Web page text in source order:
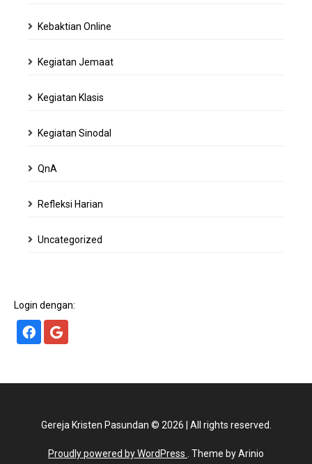
Kebaktian Online
Kegiatan Jemaat
Kegiatan Klasis
Kegiatan Sinodal
QnA
Refleksi Harian
Uncategorized
Login dengan:
Gereja Kristen Pasundan © 2026 All rights reserved.
Proudly powered by WordPress . Theme by Arinio